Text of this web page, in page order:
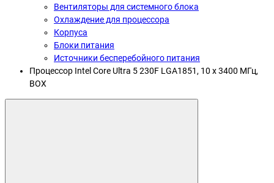
Вентиляторы для системного блока
Охлаждение для процессора
Корпуса
Блоки питания
Источники бесперебойного питания
Процессор Intel Core Ultra 5 230F LGA1851, 10 x 3400 МГц,
BOX